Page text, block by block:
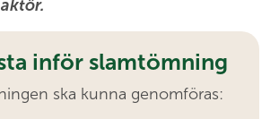
inför slamtömning
ska kunna genomföras: